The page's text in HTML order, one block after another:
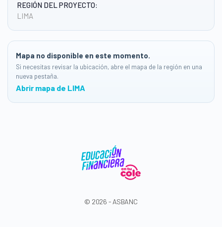
REGIÓN DEL PROYECTO:
LIMA
Mapa no disponible en este momento.
Si necesitas revisar la ubicación, abre el mapa de la región en una
nueva pestaña.
Abrir mapa de LIMA
© 2026 - ASBANC